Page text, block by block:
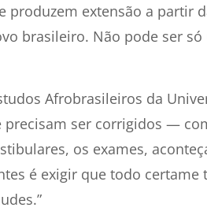
produzem extensão a partir
brasileiro. Não pode ser só
Afrobrasileiros da
ser corrigidos —
os exames,
é exigir que todo certame